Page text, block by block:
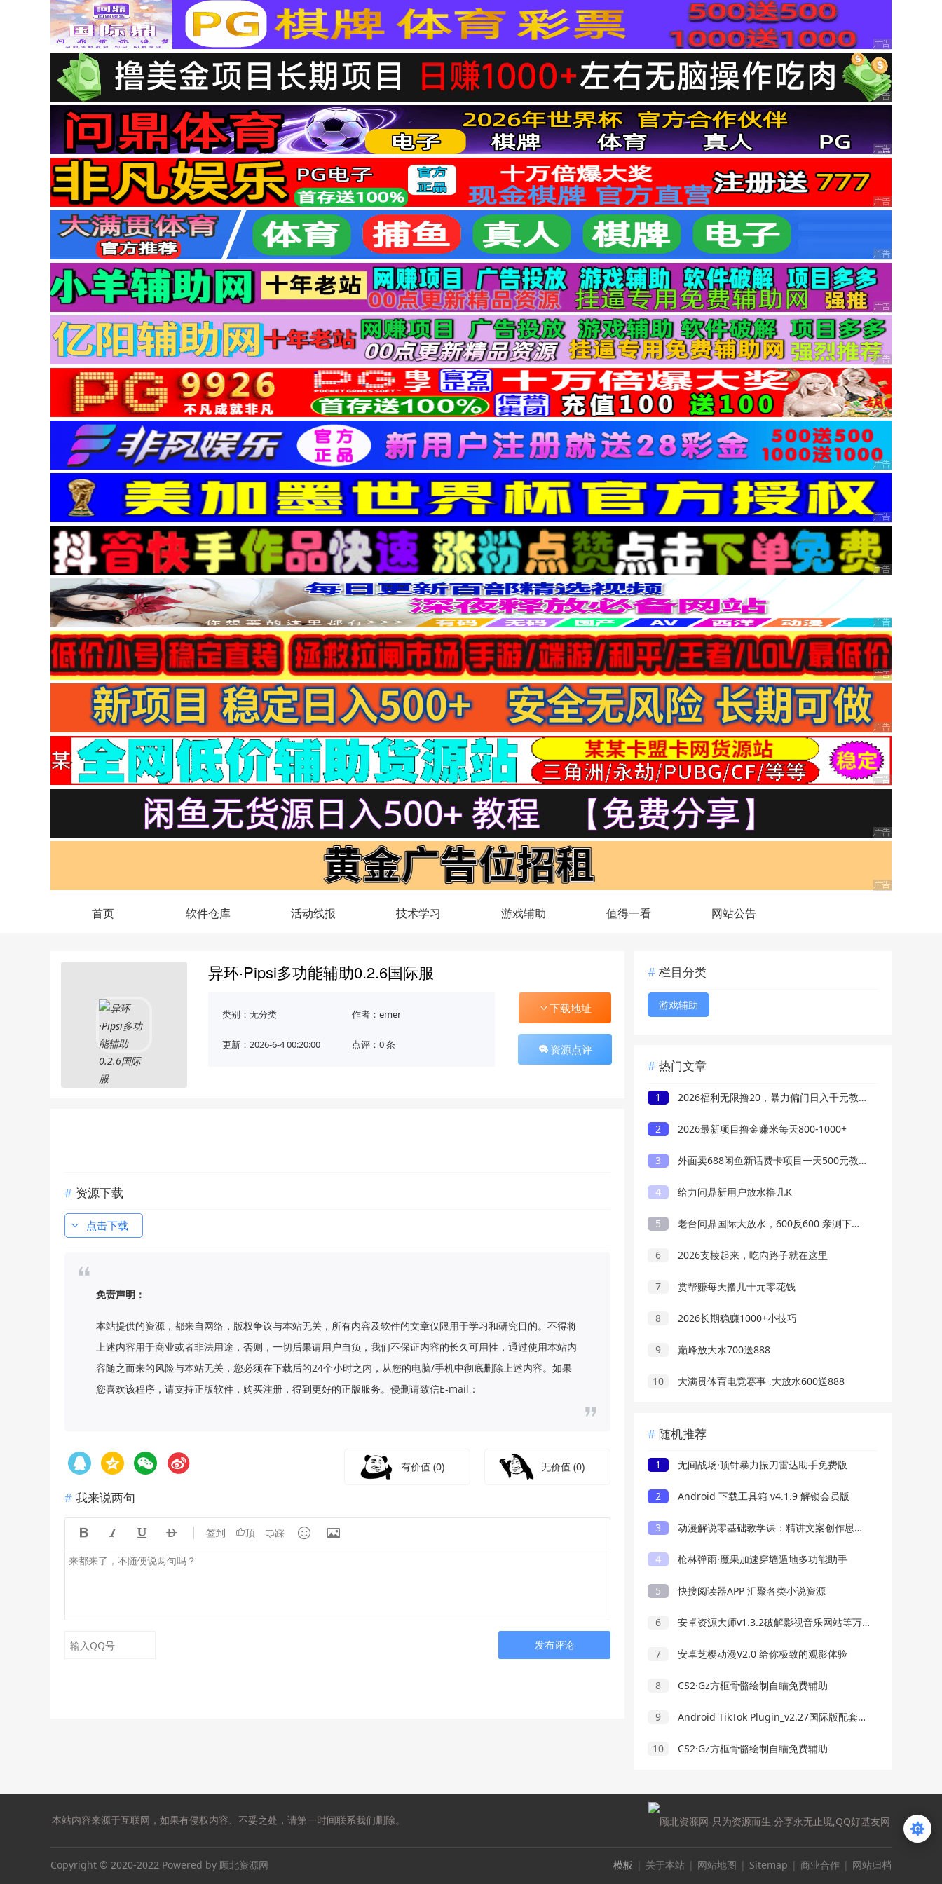
首页 软件仓库 活动线报 技术学习 游戏辅助 值得一看 网站公告
异环·Pipsi多功能辅助0.2.6国际服
类别： 无分类 作者：emer
更新：2026-6-4 00:20:00 点评：0 条
下载地址
资源点评
资源下载
点击下载
免责声明：
本站提供的资源，都来自网络，版权争议与本站无关，所有内容及软件的文章仅限用于学习和研究目的。不得将
上述内容用于商业或者非法用途，否则，一切后果请用户自负，我们不保证内容的长久可用性，通过使用本站内
容随之而来的风险与本站无关，您必须在下载后的24个小时之内，从您的电脑/手机中彻底删除上述内容。如果
您喜欢该程序，请支持正版软件，购买注册，得到更好的正版服务。侵删请致信E-mail：
有价值(0) 无价值(0)
我来说两句
    签到 顶 踩  
发布评论
栏目分类
游戏辅助
热门文章
1 2026福利无限撸20，暴力偏门日入千元教程分享
2 2026最新项目撸金赚米每天800-1000+
3 外面卖688闲鱼新话费卡项目一天500元教程
4 给力问鼎新用户放水撸几K
5 老台问鼎国际大放水，600反600 亲测下分3W
6 2026支棱起来，吃禸路子就在这里
7 赏帮赚每天撸几十元零花钱
8 2026长期稳赚1000+小技巧
9 巅峰放大水700送888
10 大满贯体育电竞赛事 ,大放水600送888
随机推荐
1 无间战场·顶针暴力振刀雷达助手免费版
2 Android 下载工具箱 v4.1.9 解锁会员版
3 动漫解说零基础教学课：精讲文案创作思路，手机电脑双端配音剪辑落地学习
4 枪林弹雨·魔果加速穿墙遁地多功能助手
5 快搜阅读器APP 汇聚各类小说资源
6 安卓资源大师v1.3.2破解影视音乐网站等万能搜索
7 安卓芝樱动漫V2.0 给你极致的观影体验
8 CS2·Gz方框骨骼绘制自瞄免费辅助
9 Android TikTok Plugin_v2.27国际版配套插件
10 CS2·Gz方框骨骼绘制自瞄免费辅助
本站内容来源于互联网，如果有侵权内容、不妥之处，请第一时间联系我们删除。
Copyright © 2020-2022 Powered by 顾北资源网 模板 | 关于本站 | 网站地图 | Sitemap | 商业合作 | 网站归档